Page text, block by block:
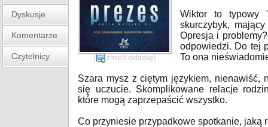
Dyskusje
Komentarze
Czytelnicy [ zmień okładkę]
Wiktor to typowy
skurczybyk,
Opresja i
odpowiedzi. Do tej
To ona
Szara mysz z ciętym językiem, nienawiść,
się uczucie. Skomplikowane relacje
które mogą zaprzepaścić wszystko.
Co przyniesie przypadkowe spotkanie, jaką